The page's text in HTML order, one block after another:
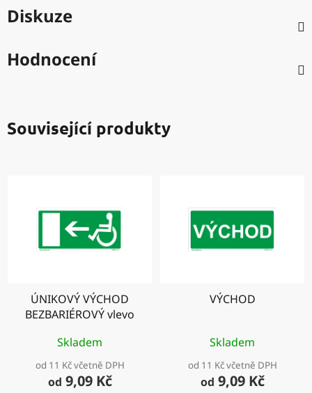
Diskuze
Hodnocení
Související produkty
ÚNIKOVÝ VÝCHOD
BEZBARIÉROVÝ vlevo
Skladem
od 11 Kč včetně DPH
od 9,09 Kč
VÝCHOD
Skladem
od 11 Kč včetně DPH
od 9,09 Kč